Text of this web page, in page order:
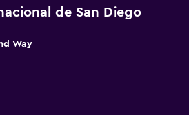
de San Diego
Way